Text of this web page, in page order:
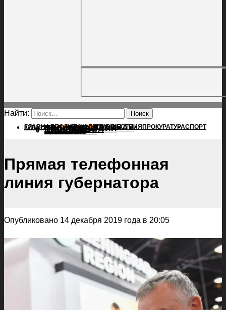
Найти:
ГЛАВНАЯПОЛИТИКАПРОИСШЕСТВИЯ ПРОКУРАТУРАСПОРТ
КУЛЬТУРАПОСЕЛЕНИЯГЛАВНАЯ
ПОЛИТИКА
ПРОИСШЕСТВИЯ
ПРОКУРАТУРА
СПОРТ
КУЛЬТУРА
ПОСЕЛЕНИЯ
Прямая телефонная
линия губернатора
Опубликовано 14 декабря 2019 года в 20:05